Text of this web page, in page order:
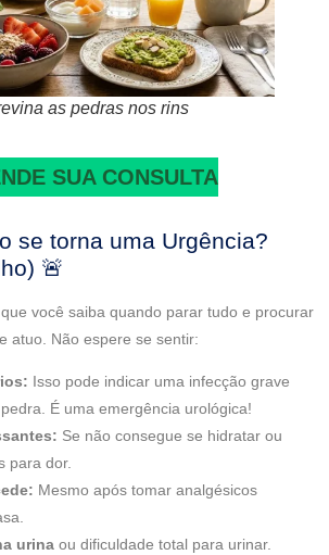
as pedras nos rins
SUA CONSULTA
se torna uma Urgência?
🚨
você saiba quando parar tudo e procurar
atuo. Não espere se sentir:
Isso pode indicar uma infecção grave
É uma emergência urológica!
Se não consegue se hidratar ou
para dor.
Mesmo após tomar analgésicos
urina ou dificuldade total para urinar.